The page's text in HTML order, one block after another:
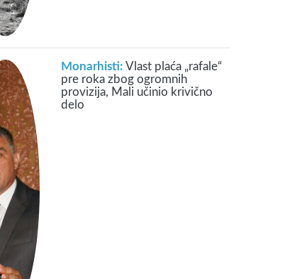
Monarhisti: Vlast plaća „rafale“
pre roka zbog ogromnih
provizija, Mali učinio krivično
delo